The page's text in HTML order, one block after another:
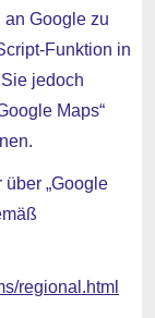
Google zu
Funktion in
jedoch
Maps“
über „Google
regional.html